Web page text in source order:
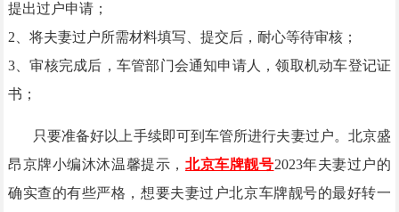
提出过户申请；
2、将夫妻过户所需材料填写、提交后，耐心等待审核；
3、审核完成后，车管部门会通知申请人，领取机动车登记证
书；
只要准备好以上手续即可到车管所进行夫妻过户。 北京盛
昂京牌小编沐沐温馨提示，北京车牌靓号2023年夫妻过户的
确实查的有些严格，想要夫妻过户北京车牌靓号的最好转一